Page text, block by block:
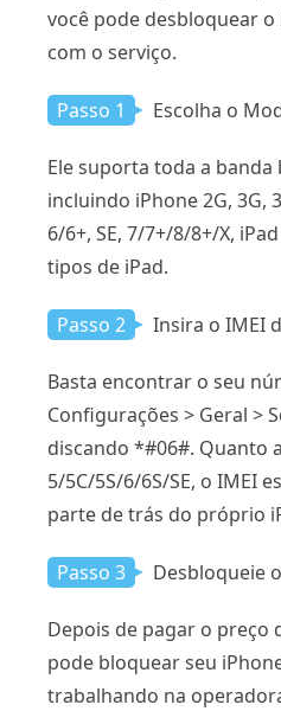
você pode desbloquear o
com o serviço.
Passo 1 Escolha o
Ele suporta toda a banda
incluindo iPhone 2G, 3G,
6/6+, SE, 7/7+/8/8+/X,
tipos de iPad.
Passo 2 Insira o IMEI
Basta encontrar o seu
Configurações > Geral >
discando *#06#. Quanto
5/5C/5S/6/6S/SE, o IMEI
parte de trás do próprio
Passo 3 Desbloqueie
Depois de pagar o preço
pode bloquear seu
trabalhando na